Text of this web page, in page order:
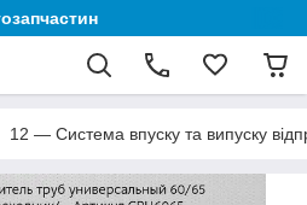
12 — Система впуску та випуску